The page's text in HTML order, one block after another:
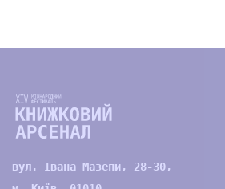
вул. Івана Мазепи, 28-30,